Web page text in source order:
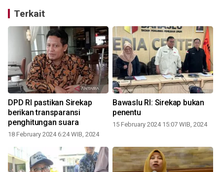
Terkait
DPD RI pastikan Sirekap
berikan transparansi
penghitungan suara
18 February 2024 6:24 WIB, 2024
Bawaslu RI: Sirekap bukan
penentu
15 February 2024 15:07 WIB, 2024